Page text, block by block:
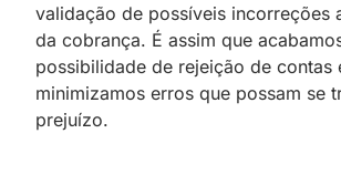
validação de possíveis incorreções
da cobrança. É assim que
possibilidade de rejeição de contas
minimizamos erros que possam se
prejuízo.